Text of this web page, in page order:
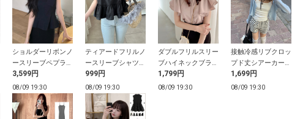
ショルダーリボンノ
ースリーブペプラム
トップス
3,599円
ティアードフリルノ
ースリーブシャツト
ップス
999円
ダブルフリルスリー
ブハイネックブラウ
ス
1,799円
接触冷感リブクロッ
プド丈シアーカーデ
ィガン
1,699円
08/09 19:30 08/09 19:30 08/09 19:30 08/09 19:30